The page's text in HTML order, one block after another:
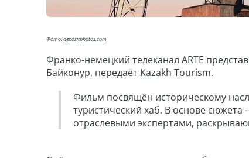
Фото:depositphotos.com
Франко-немецкий телеканал ARTE
Байконур, передаёт Kazakh Tourism.
Фильм посвящён историческому
туристический хаб. В основе
отраслевыми экспертами,